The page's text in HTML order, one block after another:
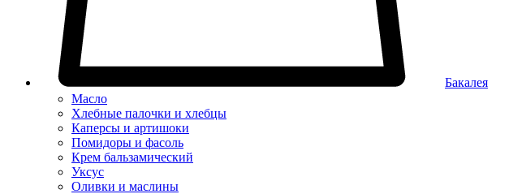
Бакалея
Масло
Хлебные палочки и хлебцы
Каперсы и артишоки
Помидоры и фасоль
Крем бальзамический
Уксус
Оливки и маслины